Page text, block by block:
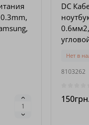
DC
Нет в
8103262
150грн.